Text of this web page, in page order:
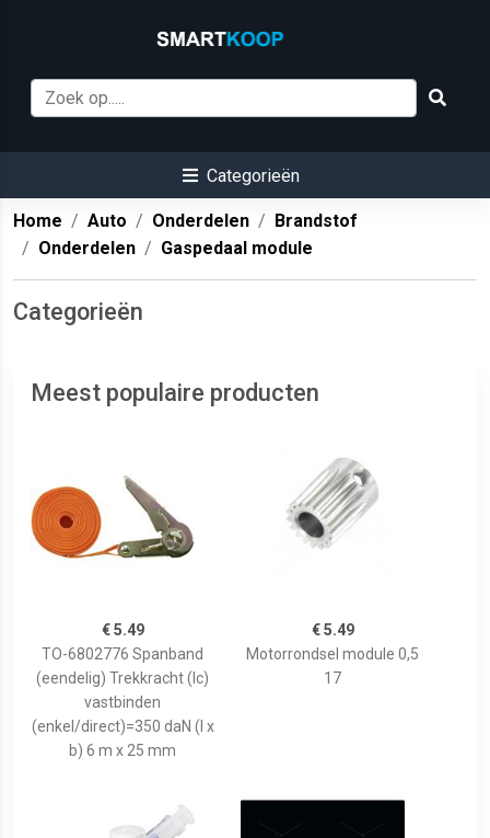
Categorieën
Home Auto Onderdelen
Brandstof
Onderdelen
Gaspedaal module
Categorieën
Meest populaire producten
€ 5.49
TO-6802776 Spanband
(eendelig) Trekkracht (lc)
vastbinden
(enkel/direct)=350 daN (l x
b) 6 m x 25 mm
€ 5.49
Motorrondsel module 0,5
17